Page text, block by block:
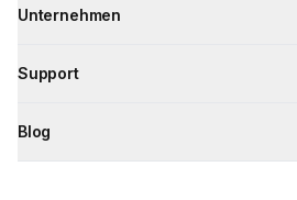
Unternehmen
Support
Blog